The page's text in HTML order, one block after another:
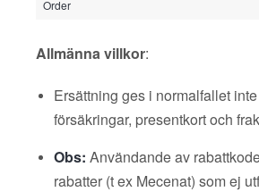
Order
Allmänna villkor:
Ersättning ges i normalfallet
försäkringar, presentkort och
Obs: Användande av
rabatter (t ex Mecenat) som ej